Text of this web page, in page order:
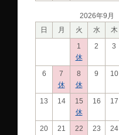
2026年9月
日
月 火 水 木
1
休
2 3
6
7
休
8
休
9 10
13 14
15
休
16 17
20 21
22
23 24